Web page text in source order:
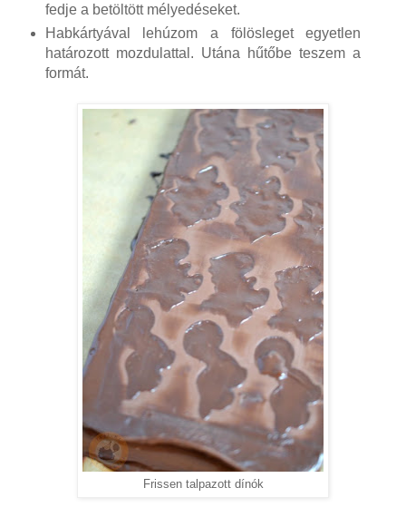
fedje a betöltött mélyedéseket.
Habkártyával lehúzom a fölösleget egyetlen
határozott mozdulattal. Utána hűtőbe teszem a
formát.
Frissen talpazott dínók